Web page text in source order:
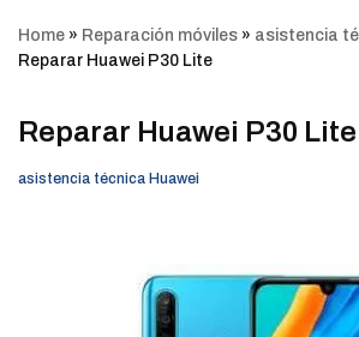
Home » Reparación móviles » asistencia
Reparar Huawei P30 Lite
Reparar Huawei P30 Lite
asistencia técnica Huawei